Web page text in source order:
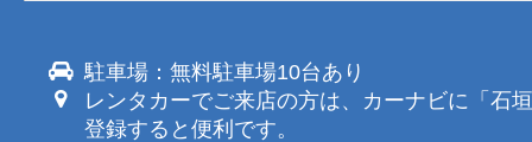
駐車場：無料駐車場10台あり
レンタカーでご来店の方は、カーナビに「石
登録すると便利です。